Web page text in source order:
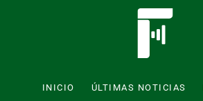
INICIO ÚLTIMAS NOTICIAS